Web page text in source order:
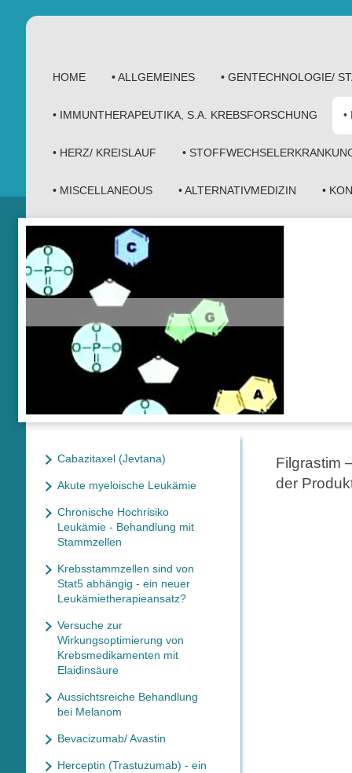
HOME • ALLGEMEINES • GENTECHNOLOGIE/
• IMMUNTHERAPEUTIKA, S.A. KREBSFORSCHUNG •
• HERZ/ KREISLAUF •
• MISCELLANEOUS • ALTERNATIVMEDIZIN •
Filgrastim
der
Cabazitaxel (Jevtana)
Akute myeloische Leukämie
Chronische Hochrisiko
Leukämie - Behandlung mit
Stammzellen
Krebsstammzellen sind von
Stat5 abhängig - ein neuer
Leukämietherapieansatz?
Versuche zur
Wirkungsoptimierung von
Krebsmedikamenten mit
Elaidinsäure
Aussichtsreiche Behandlung
bei Melanom
Bevacizumab/ Avastin
Herceptin (Trastuzumab) - ein